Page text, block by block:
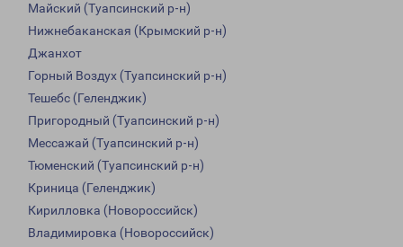
Майский (Туапсинский р-н)
Нижнебаканская (Крымский р-н)
Джанхот
Горный Воздух (Туапсинский р-н)
Тешебс (Геленджик)
Пригородный (Туапсинский р-н)
Мессажай (Туапсинский р-н)
Тюменский (Туапсинский р-н)
Криница (Геленджик)
Кирилловка (Новороссийск)
Владимировка (Новороссийск)